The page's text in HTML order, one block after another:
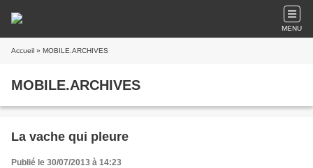
MENU
Accueil » MOBILE.ARCHIVES
MOBILE.ARCHIVES
La vache qui pleure
Publié le 30/07/2013 à 14:23